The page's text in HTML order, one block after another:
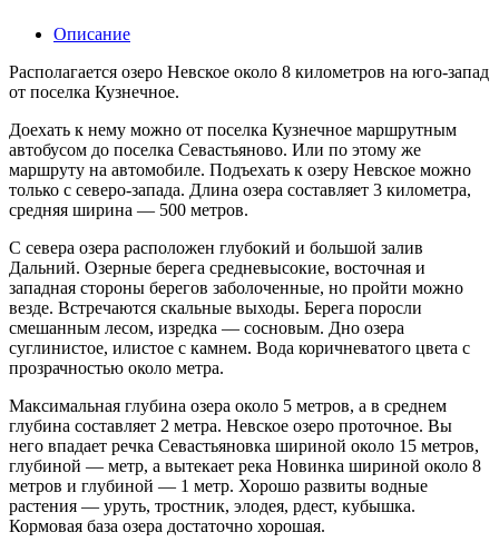
Описание
Располагается озеро Невское около 8 километров на юго-запад
от поселка Кузнечное.
Доехать к нему можно от поселка Кузнечное маршрутным
автобусом до поселка Севастьяново. Или по этому же
маршруту на автомобиле. Подъехать к озеру Невское можно
только с северо-запада. Длина озера составляет 3 километра,
средняя ширина — 500 метров.
С севера озера расположен глубокий и большой залив
Дальний. Озерные берега средневысокие, восточная и
западная стороны берегов заболоченные, но пройти можно
везде. Встречаются скальные выходы. Берега поросли
смешанным лесом, изредка — сосновым. Дно озера
суглинистое, илистое с камнем. Вода коричневатого цвета с
прозрачностью около метра.
Максимальная глубина озера около 5 метров, а в среднем
глубина составляет 2 метра. Невское озеро проточное. Вы
него впадает речка Севастьяновка шириной около 15 метров,
глубиной — метр, а вытекает река Новинка шириной около 8
метров и глубиной — 1 метр. Хорошо развиты водные
растения — уруть, тростник, элодея, рдест, кубышка.
Кормовая база озера достаточно хорошая.